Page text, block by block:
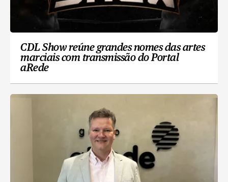
CDL Show reúne grandes nomes das artes
marciais com transmissão do Portal
aRede